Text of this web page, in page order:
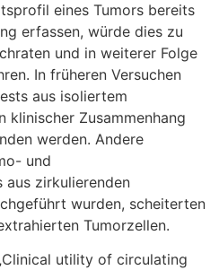
eines Tumors bereits
erfassen, würde dies zu
und in weiterer Folge
In früheren Versuchen
aus isoliertem
klinischer Zusammenhang
werden. Andere
und
zirkulierenden
wurden, scheiterten
Tumorzellen.
utility of circulating